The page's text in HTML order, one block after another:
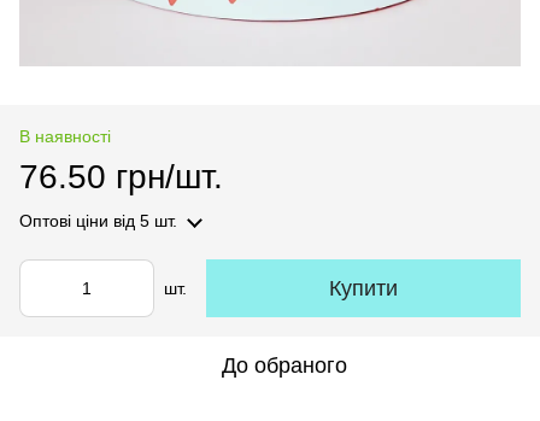
В наявності
76.50 грн/шт.
Оптові ціни від 5 шт.
шт. Купити
До обраного